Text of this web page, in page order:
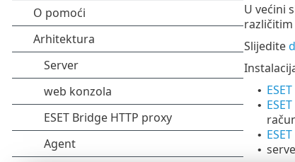
U većini
Slijedite
•
•
•
•